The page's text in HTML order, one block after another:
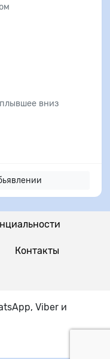
вниз
Контакты
Viber и